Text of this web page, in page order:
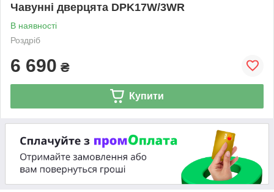
Чавунні дверцята DPK17W/3WR
В наявності
Роздріб
6 690 ₴
Купити